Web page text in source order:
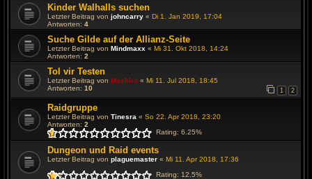
Kinder Walhalls suchen
Letzter Beitrag von johncarry « Di 1. Jan 2019, 17:04
Antworten: 4
Suche Gilde auf der Allianz-Seite
Letzter Beitrag von Mindmaxx « Mi 31. Okt 2018, 14:24
Antworten: 2
Tol vir Testen
Letzter Beitrag von Mashiro « Mi 11. Jul 2018, 18:45
Antworten: 10 1 2
Raidgruppe
Letzter Beitrag von Tinesra « So 22. Apr 2018, 23:20
Antworten: 2
Rating: 6.25%
Dungeon und Raid events
Letzter Beitrag von plaguemaster « Mi 11. Apr 2018, 17:36
Rating: 12.5%